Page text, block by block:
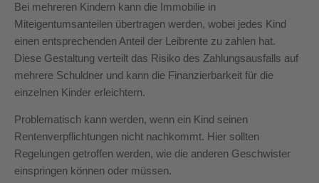
Bei mehreren Kindern kann die Immobilie in
Miteigentumsanteilen übertragen werden, wobei jedes Kind
einen entsprechenden Anteil der Leibrente zu zahlen hat.
Diese Gestaltung verteilt das Risiko des Zahlungsausfalls auf
mehrere Schuldner und kann die Finanzierbarkeit für die
einzelnen Kinder erleichtern.
Problematisch kann werden, wenn ein Kind seinen
Rentenverpflichtungen nicht nachkommt. Hier sollten
Regelungen getroffen werden, wie die anderen Geschwister
einspringen können oder müssen.